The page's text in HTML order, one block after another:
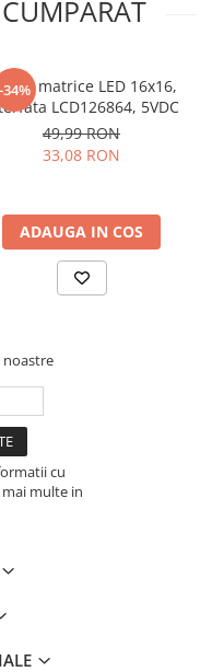
-34% matrice LED 16x16,
LCD126864, 5VDC
49,99 RON
33,08 RON
ADAUGA IN COS
cu
multe in